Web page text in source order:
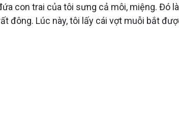
con trai của tôi sưng cả môi, miệng. Đó
đông. Lúc này, tôi lấy cái vợt muỗi bắt